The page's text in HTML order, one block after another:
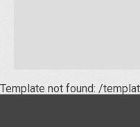
Template not found: /